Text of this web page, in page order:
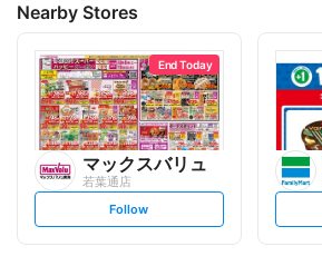
Nearby Stores
End Today
マックスバリュ
若葉通店
s
Follow